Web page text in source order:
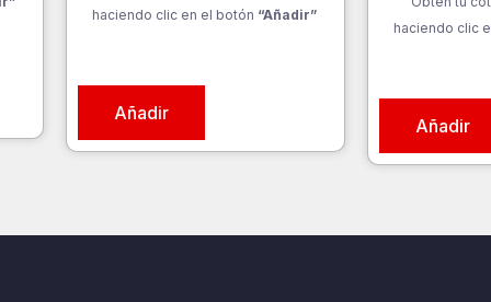
haciendo clic en el botón “Añadir”
Añadir
haciendo clic
Añadir